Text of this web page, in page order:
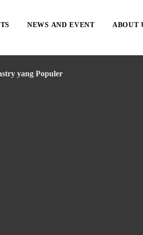
NEWS AND EVENT ABOUT
yang Populer